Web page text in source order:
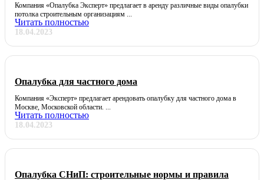
Компания «Опалубка Эксперт» предлагает в аренду различные виды опалубки
потолка строительным организациям ...
Читать полностью
18.04.2023
Опалубка для частного дома
Компания «Эксперт» предлагает арендовать опалубку для частного дома в
Москве, Московской области. ...
Читать полностью
18.04.2023
Опалубка СНиП: строительные нормы и правила